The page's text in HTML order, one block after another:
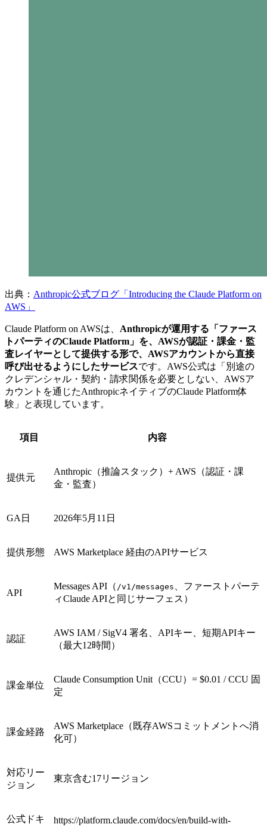
出典： Anthropic公式ブログ「Introducing the Claude Platform on
AWS」
Claude Platform on AWSは、 Anthropicが運用する「ファース
トパーティのClaude Platform」を、AWSが認証・課金・監
査レイヤーとして提供する形で、AWSアカウントから直接
呼び出せるようにしたサービスです。AWS公式は「別途の
クレデンシャル・契約・請求関係を必要としない、AWSア
カウントを通じたAnthropicネイティブのClaude Platform体
験」と表現しています。
項目 内容
提供元
Anthropic（推論スタック）+ AWS（認証・課
金・監査）
GA日 2026年5月11日
提供形態 AWS Marketplace 経由のAPIサービス
API
Messages API（ /v1/messages 、ファーストパーテ
ィClaude APIと同じサーフェス）
認証
AWS IAM / SigV4 署名、APIキー、短期APIキー
（最大12時間）
課金単位
Claude Consumption Unit（CCU）= $0.01 / CCU 固
定
課金経路
AWS Marketplace（既存AWSコミットメントへ消
化可）
対応リー
ジョン
東京含む17リージョン
公式ドキ
https://platform.claude.com/docs/en/build-with-